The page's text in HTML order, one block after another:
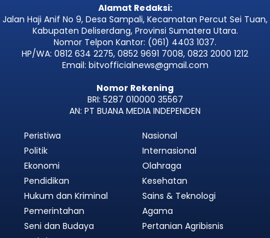
Alamat Redaksi:
Jalan Haji Anif No 9, Desa Sampali, Kecamatan Percut Sei Tuan,
Kabupaten Deliserdang, Provinsi Sumatera Utara.
Nomor Telpon Kantor: (061) 4403 1037.
HP/WA: 0812 634 2275, 0852 9691 7008, 0823 2000 1212
Email: bitvofficialnews@gmail.com
Nomor Rekening
BRI: 5287 010000 35567
AN: PT BUANA MEDIA INDEPENDEN
Peristiwa
Politik
Ekonomi
Pendidikan
Hukum dan Kriminal
Pemerintahan
Nasional
Internasional
Olahraga
Kesehatan
Sains & Teknologi
Agama
Seni dan Budaya
Pertanian Agribisnis